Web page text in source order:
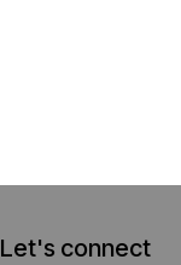
Let's connect